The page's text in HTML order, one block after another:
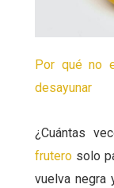
Por qué no
desayunar
¿Cuántas
frutero solo
vuelva negra